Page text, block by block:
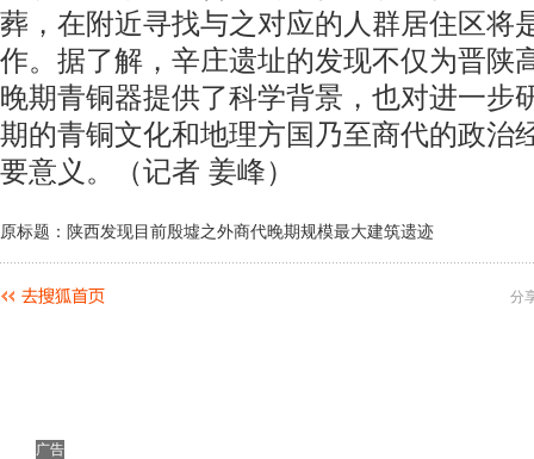
葬，在附近寻找与之对应的人群居住区将
作。据了解，辛庄遗址的发现不仅为晋陕
晚期青铜器提供了科学背景，也对进一步
期的青铜文化和地理方国乃至商代的政治
要意义。（记者 姜峰）
原标题：陕西发现目前殷墟之外商代晚期规模最大建筑遗迹
分
广告